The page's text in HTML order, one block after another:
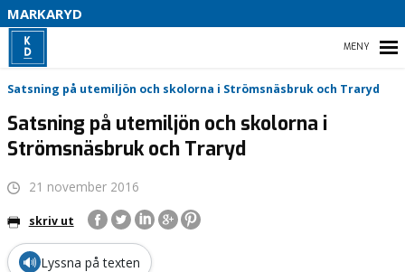
MARKARYD
HEM
VÅR POLITIK
VAL 2022
Satsning på utemiljön och skolorna i Strömsnäsbruk och Traryd
Satsning på utemiljön och skolorna i
Strömsnäsbruk och Traryd
21 november 2016
skriv ut
🔊 Lyssna på texten